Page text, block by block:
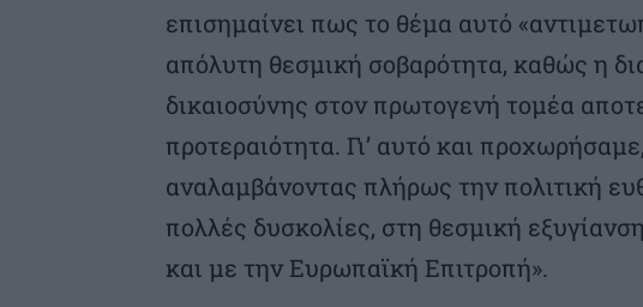
επισημαίνει πως το θέμα αυτό
απόλυτη θεσμική σοβαρότητα, καθώς η
δικαιοσύνης στον πρωτογενή τομέα
προτεραιότητα. Γι’ αυτό και
αναλαμβάνοντας πλήρως την πολιτική
πολλές δυσκολίες, στη θεσμική
και με την Ευρωπαϊκή Επιτροπή».